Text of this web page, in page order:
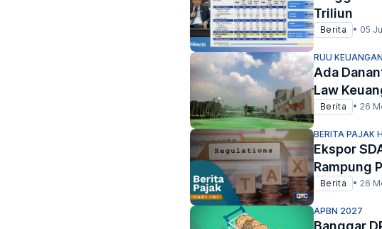
Triliun
Berita • 05
RUU
Ada
Law
Berita • 26
BERITA PAJAK
Ekspor
Rampung
Berita • 26
APBN 2027
Banggar